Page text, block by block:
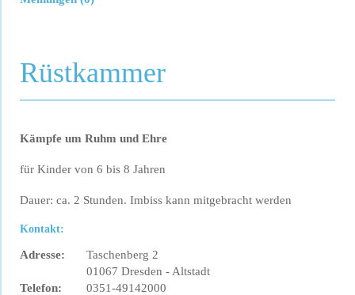
Rüstkammer
Kämpfe um Ruhm und Ehre
für Kinder von 6 bis 8 Jahren
Dauer: ca. 2 Stunden. Imbiss kann mitgebracht werden
Kontakt:
Adresse:
Taschenberg 2
01067 Dresden - Altstadt
Telefon:
0351-49142000